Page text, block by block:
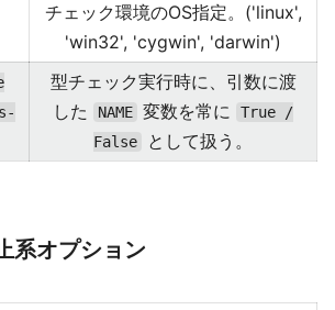
チェック環境のOS指定。('linux',
'win32', 'cygwin', 'darwin')
型チェック実行時に、引数に渡
した
NAME 変数を常に
True /
False
として扱う。
系オプション